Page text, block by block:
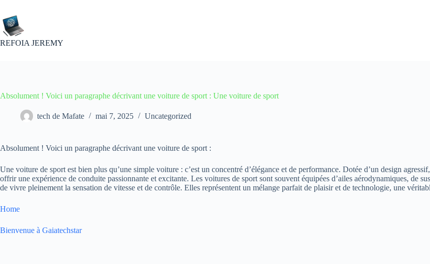
contenu
REFOIA JEREMY
Absolument ! Voici un paragraphe décrivant une voiture de sport : Une voiture de sport
tech de Mafate mai 7, 2025 Uncategorized
Absolument ! Voici un paragraphe décrivant une voiture de sport :
Une voiture de sport est bien plus qu’une simple voiture : c’est un concentré d’élégance et de performance. Dotée d’un design
offrir une expérience de conduite passionnante et excitante. Les voitures de sport sont souvent équipées d’ailes aérodynamiques, de
de vivre pleinement la sensation de vitesse et de contrôle. Elles représentent un mélange parfait de plaisir et de technologie, une
Home
Bienvenue à Gaiatechstar